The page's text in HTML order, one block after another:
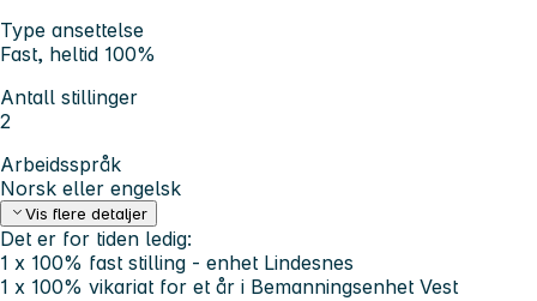
Type ansettelse
Fast, heltid 100%
Antall stillinger
2
Arbeidsspråk
Norsk eller engelsk
Vis flere detaljer
Det er for tiden ledig:
1 x 100% fast stilling - enhet Lindesnes
1 x 100% vikariat for et år i Bemanningsenhet Vest